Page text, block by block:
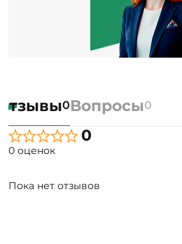
0Вопросы0
0
0 оценок
Пока нет отзывов